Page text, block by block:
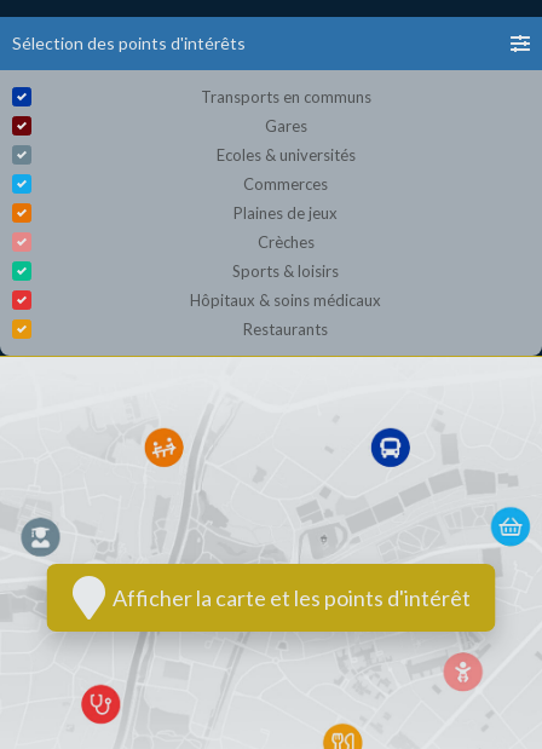
Sélection des points d'intérêts
Transports en communs
Gares
Ecoles & universités
Commerces
Plaines de jeux
Crèches
Sports & loisirs
Hôpitaux & soins médicaux
Restaurants
Afficher la carte et les points d'intérêt